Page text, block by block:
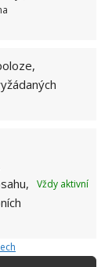
Vždy aktivní
od malička
vše, co je